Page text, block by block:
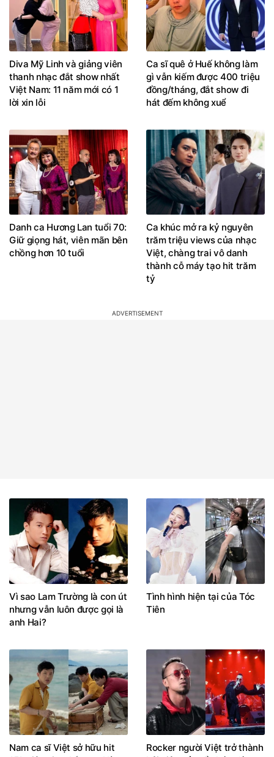
Diva Mỹ Linh và giảng viên
thanh nhạc đắt show nhất
Việt Nam: 11 năm mới có 1
lời xin lỗi
Ca sĩ quê ở Huế không làm
gì vẫn kiếm được 400 triệu
đồng/tháng, đắt show đi
hát đếm không xuể
Danh ca Hương Lan tuổi 70:
Giữ giọng hát, viên mãn bên
chồng hơn 10 tuổi
Ca khúc mở ra kỷ nguyên
trăm triệu views của nhạc
Việt, chàng trai vô danh
thành cỗ máy tạo hit trăm
tỷ
Vì sao Lam Trường là con út
nhưng vẫn luôn được gọi là
anh Hai?
Tình hình hiện tại của Tóc
Tiên
Nam ca sĩ Việt sở hữu hit
151 triệu view bắt sao Hàn
Rocker người Việt trở thành
hội viên của tổ chức đứng